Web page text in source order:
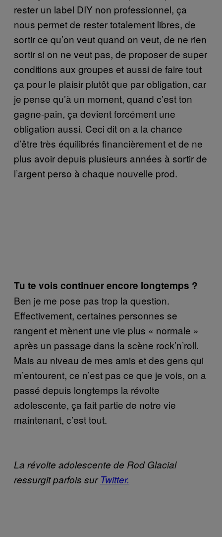
rester un label DIY non professionnel, ça
nous permet de rester totalement libres, de
sortir ce qu’on veut quand on veut, de ne rien
sortir si on ne veut pas, de proposer de super
conditions aux groupes et aussi de faire tout
ça pour le plaisir plutôt que par obligation, car
je pense qu’à un moment, quand c’est ton
gagne-pain, ça devient forcément une
obligation aussi. Ceci dit on a la chance
d’être très équilibrés financièrement et de ne
plus avoir depuis plusieurs années à sortir de
l’argent perso à chaque nouvelle prod.
Tu te vois continuer encore longtemps ?
Ben je me pose pas trop la question.
Effectivement, certaines personnes se
rangent et mènent une vie plus « normale »
après un passage dans la scène rock’n’roll.
Mais au niveau de mes amis et des gens qui
m’entourent, ce n’est pas ce que je vois, on a
passé depuis longtemps la révolte
adolescente, ça fait partie de notre vie
maintenant, c’est tout.
La révolte adolescente de Rod Glacial
ressurgit parfois surTwitter.